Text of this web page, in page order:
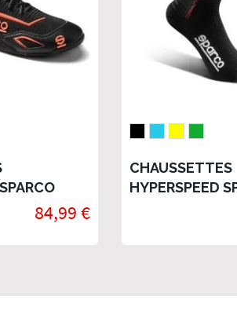
84,99 €
CHAUSSETTES
HYPERSPEED